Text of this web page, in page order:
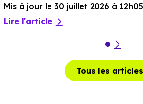
Mis à jour le 30 juillet 2026 à 12h05
Lire l'article
Tous les articles